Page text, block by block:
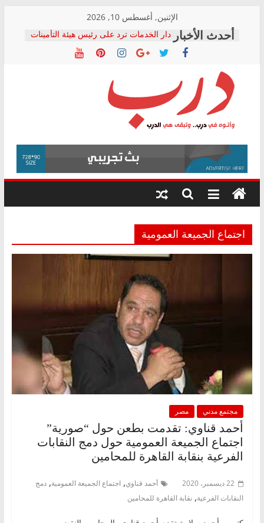
content
الإثنين, أغسطس 10, 2026
دار الخدمات ترد على رئيس هيئة التأمينات
بعد مؤتمره الصحفي: إنكار الأزمة لا ينهي
معاناة أصحاب المعاشات.. ونطالب بكشف
فرحات سليمان يكتب: القطاع الصحي إلى
أين؟
حزب التحالف الشعبي يطلق لجنة “الحق
في الصحة” بالإسكندرية لرصد الانتهاكات
ودعم المرضى
الوزاري لمدينة الصحفيين.. وانتهاء أعمال
إنشاء المبنى الإداري
المجلس القومي لحقوق الإنسان يعلن
متابعة قضية الدكتور محمد زهران.. ويؤكد:
قرينة البراءة وضمانات المحاكمة العادلة
درب
وأتوه
درب..
وتبقى
هي
اجتماع الجميعة العمومية
مجتمع مدني مصر
أحمد قناوي: تقدمت بطعن حول “صورية”
اجتماع الجميعة العمومية حول دمج النقابات
الفرعية بنقابة القاهرة للمحامين
22 ديسمبر، 2020 أحمد قناوي, اجتماع الجميعة العمومية, دمج
النقابات الفرعية, نقابة القاهرة للمحامين